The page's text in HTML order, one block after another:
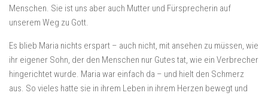
Menschen. Sie ist uns aber auch Mutter und Fürsprecherin auf
unserem Weg zu Gott.
Es blieb Maria nichts erspart – auch nicht, mit ansehen zu müssen, wie
ihr eigener Sohn, der den Menschen nur Gutes tat, wie ein Verbrecher
hingerichtet wurde. Maria war einfach da – und hielt den Schmerz
aus. So vieles hatte sie in ihrem Leben in ihrem Herzen bewegt und